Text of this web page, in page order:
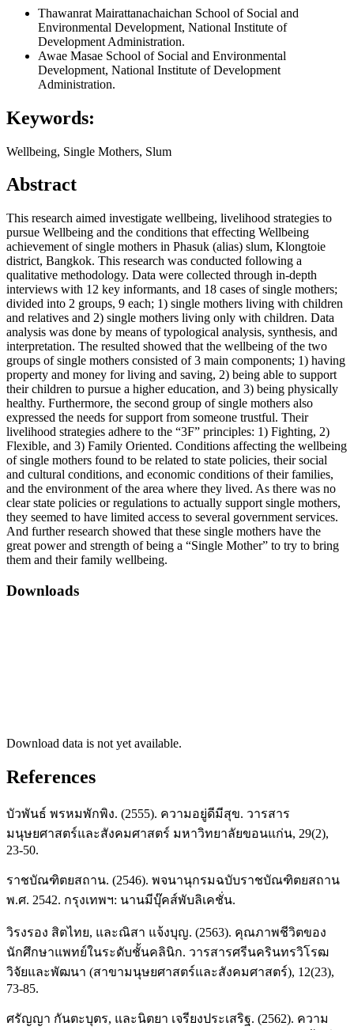
Thawanrat Mairattanachaichan School of Social and
Environmental Development, National Institute of
Development Administration.
Awae Masae School of Social and Environmental
Development, National Institute of Development
Administration.
Keywords:
Wellbeing, Single Mothers, Slum
Abstract
This research aimed investigate wellbeing, livelihood strategies to
pursue Wellbeing and the conditions that effecting Wellbeing
achievement of single mothers in Phasuk (alias) slum, Klongtoie
district, Bangkok. This research was conducted following a
qualitative methodology. Data were collected through in-depth
interviews with 12 key informants, and 18 cases of single mothers;
divided into 2 groups, 9 each; 1) single mothers living with children
and relatives and 2) single mothers living only with children. Data
analysis was done by means of typological analysis, synthesis, and
interpretation. The resulted showed that the wellbeing of the two
groups of single mothers consisted of 3 main components; 1) having
property and money for living and saving, 2) being able to support
their children to pursue a higher education, and 3) being physically
healthy. Furthermore, the second group of single mothers also
expressed the needs for support from someone trustful. Their
livelihood strategies adhere to the “3F” principles: 1) Fighting, 2)
Flexible, and 3) Family Oriented. Conditions affecting the wellbeing
of single mothers found to be related to state policies, their social
and cultural conditions, and economic conditions of their families,
and the environment of the area where they lived. As there was no
clear state policies or regulations to actually support single mothers,
they seemed to have limited access to several government services.
And further research showed that these single mothers have the
great power and strength of being a “Single Mother” to try to bring
them and their family wellbeing.
Downloads
Download data is not yet available.
References
บัวพันธ์ พรหมพักพิง. (2555). ความอยู่ดีมีสุข. วารสาร
มนุษยศาสตร์และสังคมศาสตร์ มหาวิทยาลัยขอนแก่น, 29(2),
23-50.
ราชบัณฑิตยสถาน. (2546). พจนานุกรมฉบับราชบัณฑิตยสถาน
พ.ศ. 2542. กรุงเทพฯ: นานมีบุ๊คส์พับลิเคชั่น.
วิรงรอง สิตไทย, และณิสา แจ้งบุญ. (2563). คุณภาพชีวิตของ
นักศึกษาแพทย์ในระดับชั้นคลินิก. วารสารศรีนครินทรวิโรฒ
วิจัยและพัฒนา (สาขามนุษยศาสตร์และสังคมศาสตร์), 12(23),
73-85.
ศรัญญา กันตะบุตร, และนิตยา เจรียงประเสริฐ. (2562). ความ